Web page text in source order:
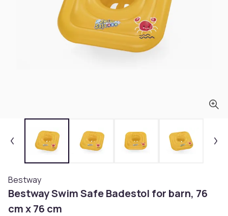
Bestway
Bestway Swim Safe Badestol for barn, 76
cm x 76 cm